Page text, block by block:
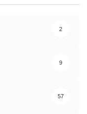
2
9
57